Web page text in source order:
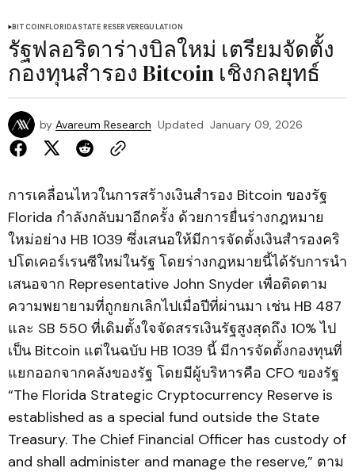
BITCOINFLORIDASTATE RESERVEREGULATION
รัฐฟลอริดาร่างบิลใหม่ เตรียมจัดตั้ง
กองทุนสำรอง Bitcoin เชิงกลยุทธ์
by Avareum Research Updated January 09, 2026
การเคลื่อนไหวในการสร้างเงินสำรอง Bitcoin ของรัฐ
Florida กำลังกลับมาอีกครั้ง ด้วยการยื่นร่างกฎหมาย
ใหม่อย่าง HB 1039 ซึ่งเสนอให้มีการจัดตั้งเงินสำรองคริ
ปโตเคอร์เรนซีใหม่ในรัฐ โดยร่างกฎหมายนี้ได้รับการนำ
เสนอจาก Representative John Snyder เพื่อติดตาม
ความพยายามที่ถูกยกเลิกไปเมื่อปีที่ผ่านมา เช่น HB 487
และ SB 550 ที่เดิมตั้งใจจัดสรรเงินรัฐสูงสุดถึง 10% ไป
เป็น Bitcoin แต่ในฉบับ HB 1039 นี้ มีการจัดตั้งกองทุนที่
แยกออกจากคลังของรัฐ โดยมีผู้บริหารคือ CFO ของรัฐ
“The Florida Strategic Cryptocurrency Reserve is
established as a special fund outside the State
Treasury. The Chief Financial Officer has custody of
and shall administer and manage the reserve,” ตาม